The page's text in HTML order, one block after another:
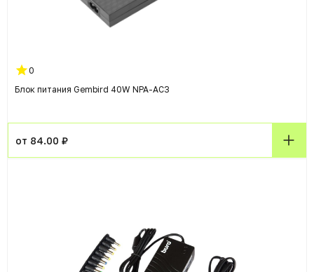
0
Блок питания Gembird 40W NPA-AC3
от 84.00 ₽